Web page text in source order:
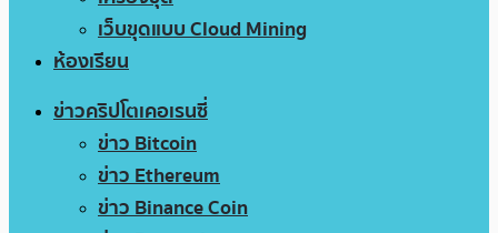
เว็บขุดแบบ Cloud Mining
ห้องเรียน
ข่าวคริปโตเคอเรนซี่
ข่าว Bitcoin
ข่าว Ethereum
ข่าว Binance Coin